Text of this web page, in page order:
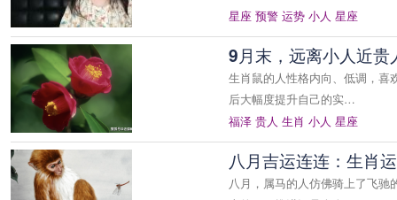
星座 预警 运势 小人 星座
9月末，远离小人近
生肖鼠的人性格内向、低调，喜
后大幅度提升自己的实…
福泽 贵人 生肖 小人 星座
八月吉运连连：生肖
八月，属马的人仿佛骑上了飞